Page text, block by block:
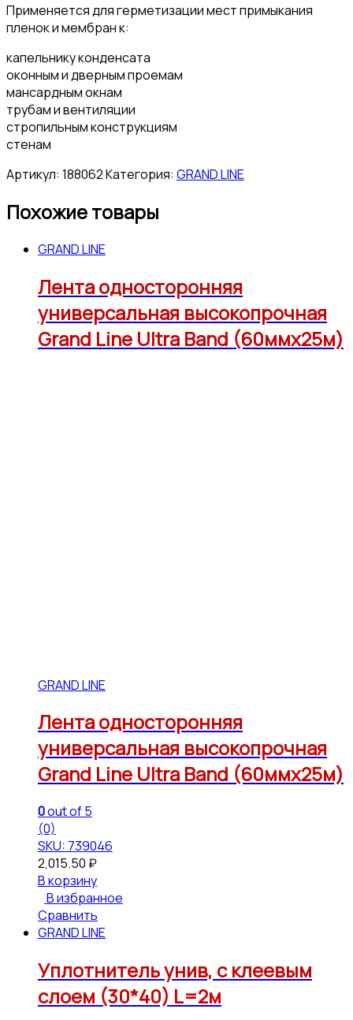
Применяется для герметизации мест примыкания
пленок и мембран к:
капельнику конденсата
оконным и дверным проемам
мансардным окнам
трубам и вентиляции
стропильным конструкциям
стенам
Артикул: 188062Категория: GRAND LINE
Похожие товары
GRAND LINE
Лента односторонняя
универсальная высокопрочная
Grand Line Ultra Band (60ммх25м)
GRAND LINE
Лента односторонняя
универсальная высокопрочная
Grand Line Ultra Band (60ммх25м)
0out of 5
(0)
SKU: 739046
2,015.50 ₽
В корзину
В избранное
Сравнить
GRAND LINE
Уплотнитель унив, с клеевым
слоем (30*40) L=2м